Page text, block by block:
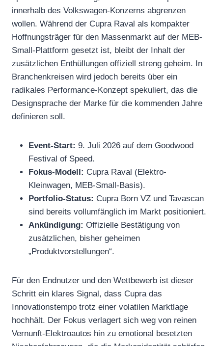
innerhalb des Volkswagen-Konzerns abgrenzen
wollen. Während der Cupra Raval als kompakter
Hoffnungsträger für den Massenmarkt auf der MEB-
Small-Plattform gesetzt ist, bleibt der Inhalt der
zusätzlichen Enthüllungen offiziell streng geheim. In
Branchenkreisen wird jedoch bereits über ein
radikales Performance-Konzept spekuliert, das die
Designsprache der Marke für die kommenden Jahre
definieren soll.
Event-Start: 9. Juli 2026 auf dem Goodwood
Festival of Speed.
Fokus-Modell: Cupra Raval (Elektro-
Kleinwagen, MEB-Small-Basis).
Portfolio-Status: Cupra Born VZ und Tavascan
sind bereits vollumfänglich im Markt positioniert.
Ankündigung: Offizielle Bestätigung von
zusätzlichen, bisher geheimen
„Produktvorstellungen“.
Für den Endnutzer und den Wettbewerb ist dieser
Schritt ein klares Signal, dass Cupra das
Innovationstempo trotz einer volatilen Marktlage
hochhält. Der Fokus verlagert sich weg von reinen
Vernunft-Elektroautos hin zu emotional besetzten